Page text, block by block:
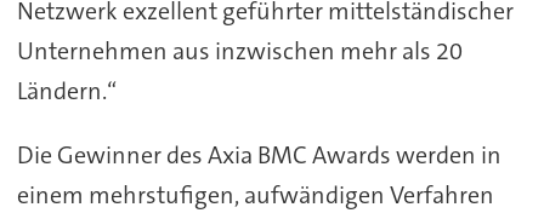
Netzwerk exzellent geführter mittelständischer
Unternehmen aus inzwischen mehr als 20
Ländern.“
Die Gewinner des Axia BMC Awards werden in
einem mehrstufigen, aufwändigen Verfahren